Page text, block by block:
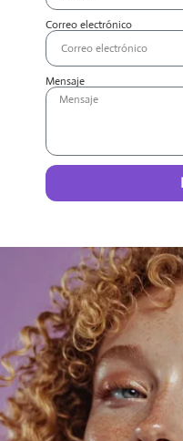
Correo electrónico
Mensaje